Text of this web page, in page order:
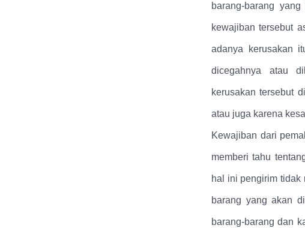
barang-barang
kewajiban tersebut
adanya kerusakan
dicegahnya atau
kerusakan tersebut
atau juga karena
Kewajiban dari
memberi tahu
hal ini pengirim tidak
barang yang akan
barang-barang dan